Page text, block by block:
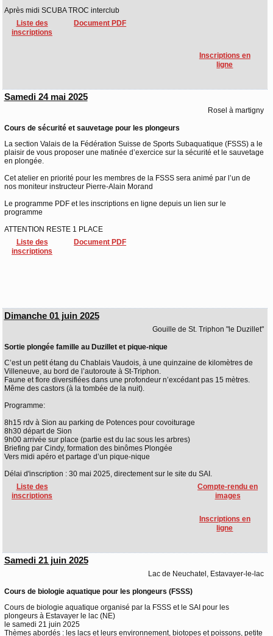
Après midi SCUBA TROC interclub
Liste des
inscriptions
Document PDF
Inscriptions en
ligne
Samedi 24 mai 2025
Rosel à martigny
Cours de sécurité et sauvetage pour les plongeurs
La section Valais de la Fédération Suisse de Sports Subaquatique (FSSS) a le
plaisir de vous proposer une matinée d’exercice sur la sécurité et le sauvetage
en plongée.
Cet atelier en priorité pour les membres de la FSSS sera animé par l’un de
nos moniteur instructeur Pierre-Alain Morand
Le programme PDF et les inscriptions en ligne depuis un lien sur le
programme
ATTENTION RESTE 1 PLACE
Liste des
inscriptions
Document PDF
Dimanche 01 juin 2025
Gouille de St. Triphon "le Duzillet"
Sortie plongée famille au Duzillet et pique-nique
C’est un petit étang du Chablais Vaudois, à une quinzaine de kilomètres de
Villeneuve, au bord de l’autoroute à St-Triphon.
Faune et flore diversifiées dans une profondeur n’excédant pas 15 mètres.
Même des castors (à la tombée de la nuit).
Programme:
8h15 rdv à Sion au parking de Potences pour covoiturage
8h30 départ de Sion
9h00 arrivée sur place (partie est du lac sous les arbres)
Briefing par Cindy, formation des binômes Plongée
Vers midi apéro et partage d’un pique-nique
Délai d'inscription : 30 mai 2025, directement sur le site du SAI.
Liste des
inscriptions
Compte-rendu en
images
Inscriptions en
ligne
Samedi 21 juin 2025
Lac de Neuchatel, Estavayer-le-lac
Cours de biologie aquatique pour les plongeurs (FSSS)
Cours de biologie aquatique organisé par la FSSS et le SAI pour les
plongeurs à Estavayer le lac (NE)
le samedi 21 juin 2025
Thèmes abordés : les lacs et leurs environnement, biotopes et poissons, petite